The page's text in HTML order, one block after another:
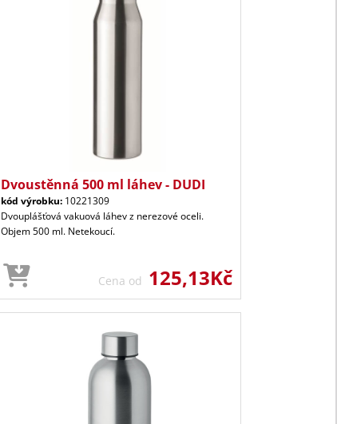
Dvoustěnná 500 ml láhev - DUDI
kód výrobku: 10221309
Dvouplášťová vakuová láhev z nerezové oceli.
Objem 500 ml. Netekoucí.
Cena od 125,13Kč